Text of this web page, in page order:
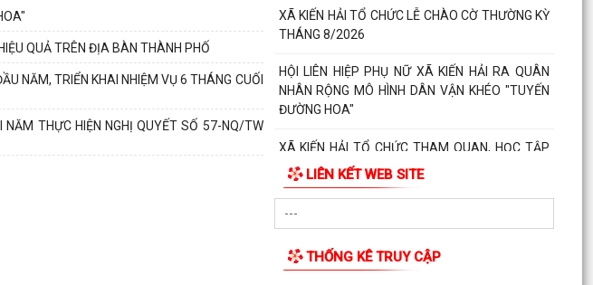
QUẢ TRÊN ĐỊA BÀN THÀNH PHỐ
NĂM, TRIỂN KHAI NHIỆM VỤ 6 THÁNG CUỐI
NĂM THỰC HIỆN NGHỊ QUYẾT SỐ 57-NQ/TW
XÃ KIẾN HẢI TỔ CHỨC LỄ CHÀO CỜ THƯỜNG KỲ
THÁNG 8/2026
HỘI LIÊN HIỆP PHỤ NỮ XÃ KIẾN HẢI RA QUÂN
NHÂN RỘNG MÔ HÌNH DÂN VẬN KHÉO "TUYẾN
ĐƯỜNG HOA"
XÃ KIẾN HẢI TỔ CHỨC THAM QUAN, HỌC TẬP
KINH NGHIỆM CÁC MÔ HÌNH SẢN XUẤT NÔNG
NGHIỆP HIỆU QUẢ TRÊN...
THÁNG ĐẦU NĂM, TRIỂN...
LIÊN KẾT WEB SITE
THỐNG KÊ TRUY CẬP